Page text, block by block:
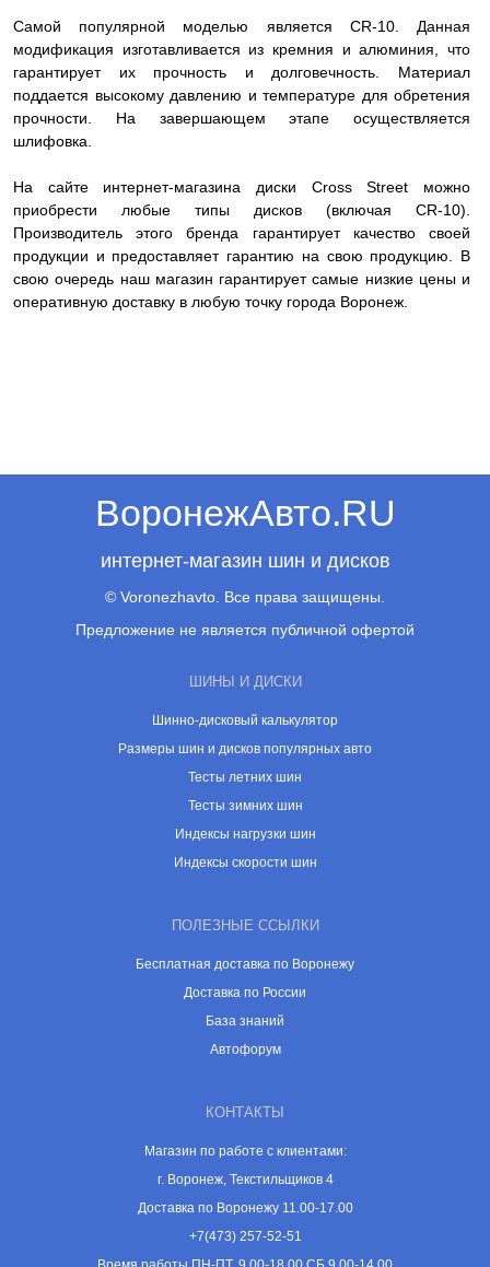
Самой популярной моделью является CR-10. Данная
модификация изготавливается из кремния и алюминия, что
гарантирует их прочность и долговечность. Материал
поддается высокому давлению и температуре для обретения
прочности. На завершающем этапе осуществляется
шлифовка.
На сайте интернет-магазина диски Cross Street можно
приобрести любые типы дисков (включая CR-10).
Производитель этого бренда гарантирует качество своей
продукции и предоставляет гарантию на свою продукцию. В
свою очередь наш магазин гарантирует самые низкие цены и
оперативную доставку в любую точку города Воронеж.
ВоронежАвто.RU
интернет-магазин шин и дисков
© Voronezhavto. Все права защищены.
Предложение не является публичной офертой
ШИНЫ И ДИСКИ
Шинно-дисковый калькулятор
Размеры шин и дисков популярных авто
Тесты летних шин
Тесты зимних шин
Индексы нагрузки шин
Индексы скорости шин
ПОЛЕЗНЫЕ ССЫЛКИ
Бесплатная доставка по Воронежу
Доставка по России
База знаний
Автофорум
КОНТАКТЫ
Магазин по работе с клиентами:
г. Воронеж, Текстильщиков 4
Доставка по Воронежу 11.00-17.00
+7(473) 257-52-51